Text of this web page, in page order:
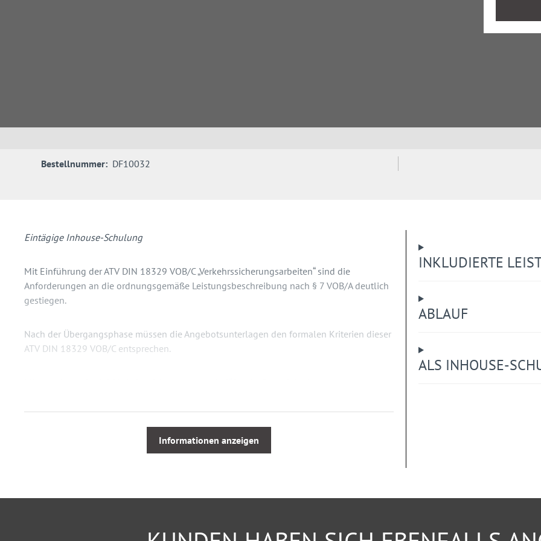
Bestellnummer: DF10032
Eintägige Inhouse-Schulung
Mit Einführung der ATV DIN 18329 VOB/C „Verkehrssicherungsarbeiten“ sind die
Anforderungen an die ordnungsgemäße Leistungsbeschreibung nach § 7 VOB/A deutlich
gestiegen.
Nach der Übergangsphase müssen die Angebotsunterlagen den formalen Kriterien dieser
ATV DIN 18329 VOB/C entsprechen.
Arbeitsstellen im öffentlichen Verkehrsraum zu: der Verkehrssicherung. Deren Planung
erfolgt nach den Bestimmungen der RSA 21.Informationen anzeigen
INKLUDIERTE
ABLAUF
ALS INHOUSE-